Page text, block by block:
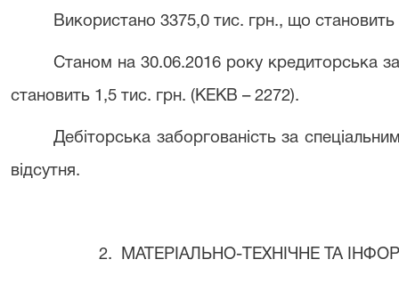
Використано 3375,0 тис. грн., що
Станом на 30.06.2016 року кредиторська
становить 1,5 тис. грн. (КЕКВ – 2272).
Дебіторська заборгованість за
відсутня.
2. МАТЕРІАЛЬНО-ТЕХНІЧНЕ ТА